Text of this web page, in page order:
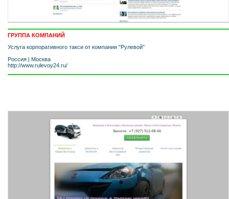
ГРУППА КОМПАНИЙ
Услуга корпоративного такси от компании "Рулевой"
Россия | Москва
http://www.rulevoy24.ru/